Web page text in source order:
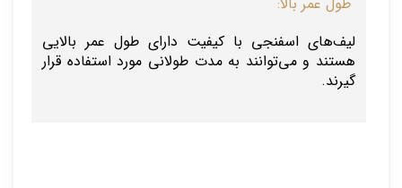
لیف‌های اسفنجی با کیفیت دارای طول عمر بالایی
هستند و می‌توانند به مدت طولانی مورد استفاده قرار
گیرند.